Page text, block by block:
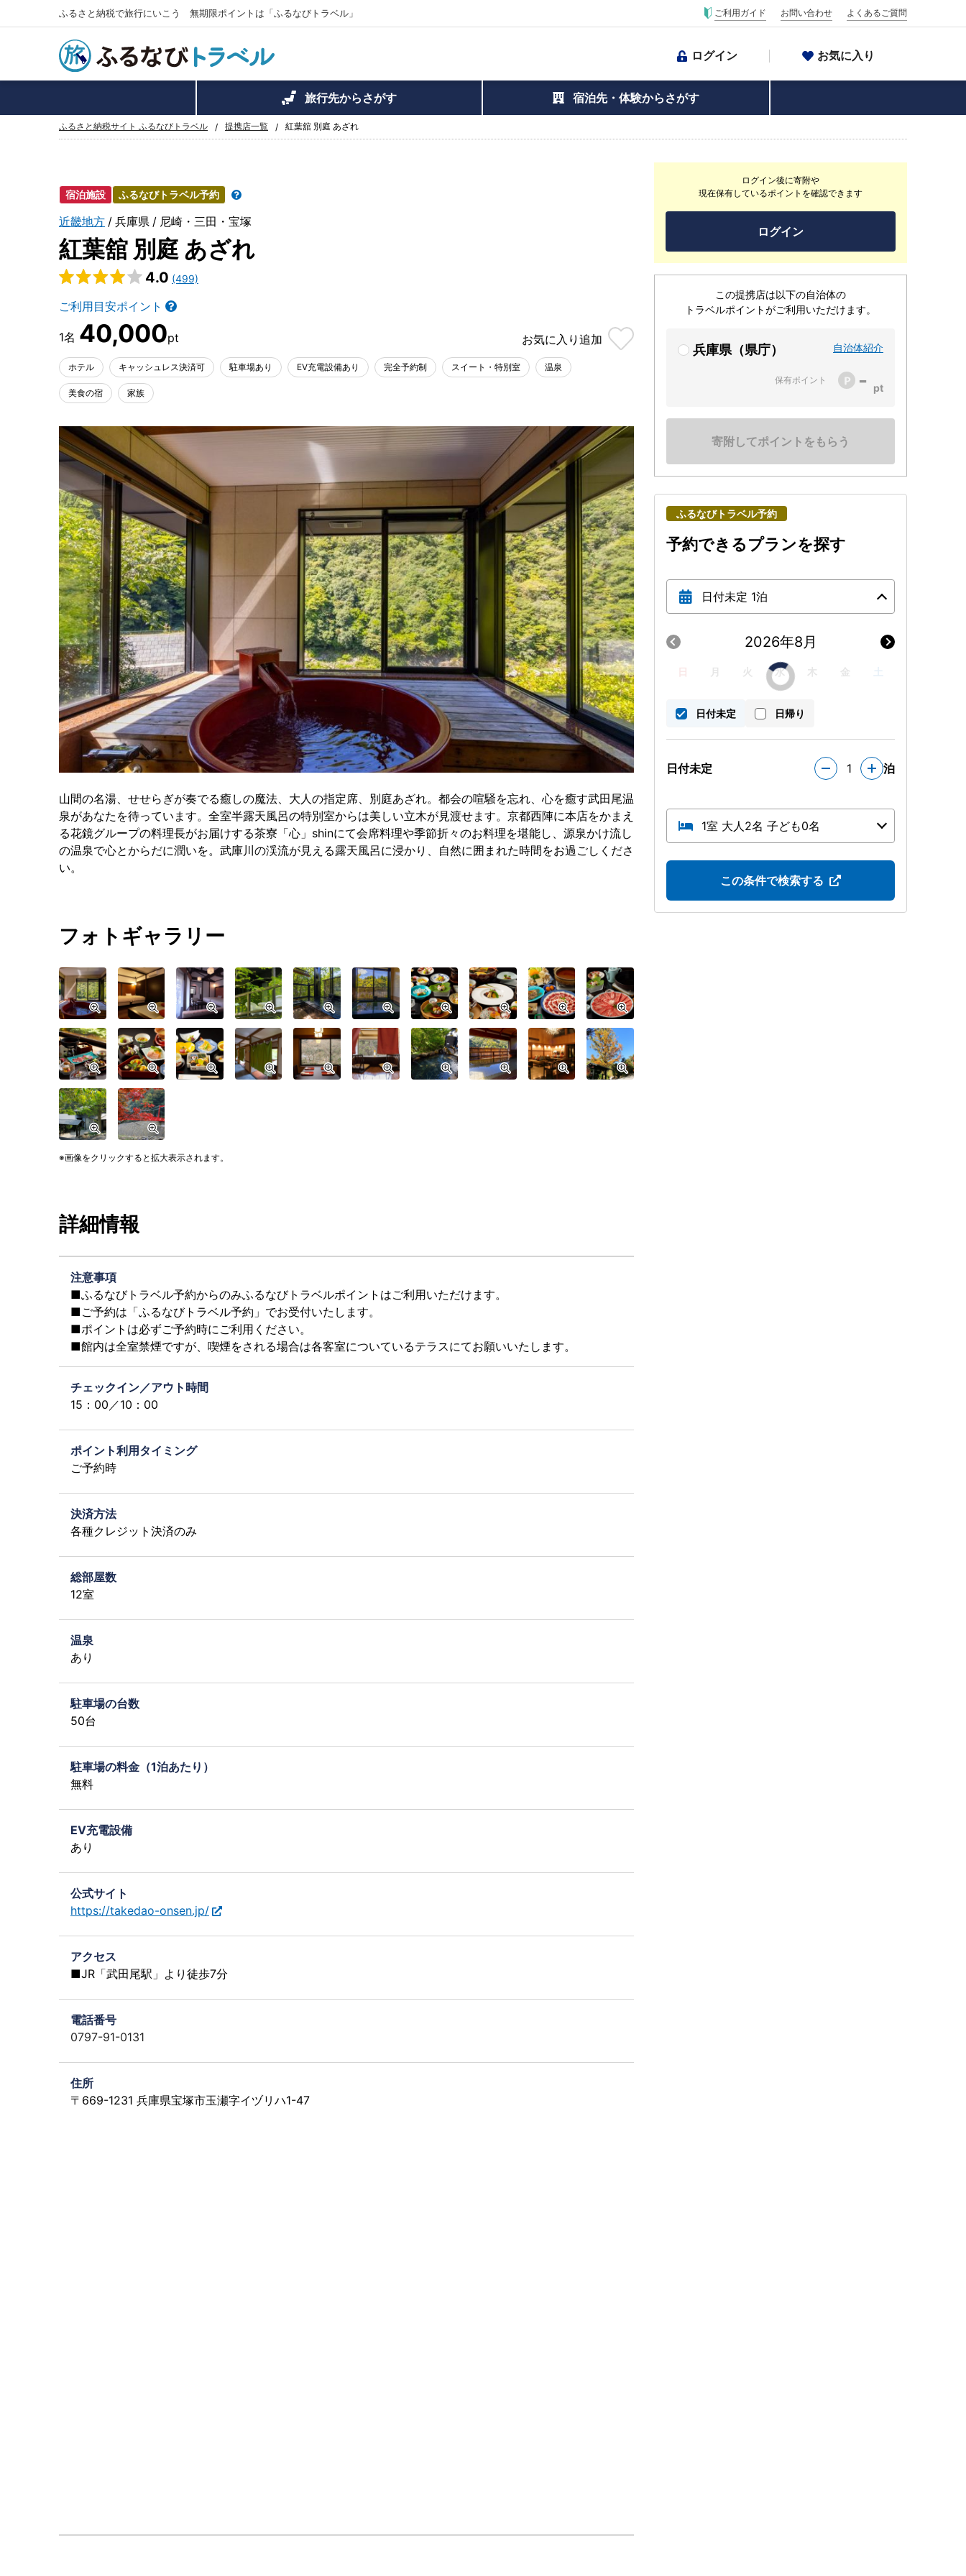
ふるさと納税で旅行にいこう 無期限ポイントは「ふるなびトラベル」 ご利用ガイド お問い合わせ よくあるご質問
ログイン お気に入り
旅行先からさがす 宿泊先・体験からさがす
ふるさと納税サイト ふるなびトラベル 提携店一覧 紅葉舘 別庭 あざれ
宿泊施設 ふるなびトラベル予約
近畿地方 兵庫県 尼崎・三田・宝塚
紅葉舘 別庭 あざれ
4.0 (499)
ご利用目安ポイント
40,000 お気に入り 追加
ホテル キャッシュレス決済可 駐車場あり EV充電設備あり 完全予約制 スイート・特別室 温泉
美食の宿 家族
ログイン後に寄附や
現在保有しているポイントを確認できます
ログイン
この提携店は以下の自治体の
トラベルポイントがご利用いただけます。
兵庫県（県庁） 自治体紹介
保有ポイント -
寄附してポイントをもらう
ふるなびトラベル予約
予約できるプランを探す
日付未定 1泊
2026年8月
日 月 火 水 木 金 土
日付未定 日帰り
日付未定 1 泊
1室 大人2名 子ども0名
この条件で検索する
山間の名湯、せせらぎが奏でる癒しの魔法、大人の指定席、別庭あざれ。都会の喧騒を忘れ、心を癒す武田尾温
泉があなたを待っています。全室半露天風呂の特別室からは美しい立木が見渡せます。京都西陣に本店をかまえ
る花鏡グループの料理長がお届けする茶寮「心」shinにて会席料理や季節折々のお料理を堪能し、源泉かけ流し
の温泉で心とからだに潤いを。武庫川の渓流が見える露天風呂に浸かり、自然に囲まれた時間をお過ごしくださ
い。
フォトギャラリー
画像をクリックすると拡大表示されます。
詳細情報
注意事項
■ふるなびトラベル予約からのみふるなびトラベルポイントはご利用いただけます。
■ご予約は「ふるなびトラベル予約」でお受付いたします。
■ポイントは必ずご予約時にご利用ください。
■館内は全室禁煙ですが、喫煙をされる場合は各客室についているテラスにてお願いいたします。
チェックイン／アウト時間
15：00／10：00
ポイント利用タイミング
ご予約時
決済方法
各種クレジット決済のみ
総部屋数
12室
温泉
あり
駐車場の台数
50台
駐車場の料金（1泊あたり）
無料
EV充電設備
あり
公式サイト
https://takedao-onsen.jp/
アクセス
■JR「武田尾駅」より徒歩7分
電話番号
0797-91-0131
住所
〒669-1231 兵庫県宝塚市玉瀬字イヅリハ1-47